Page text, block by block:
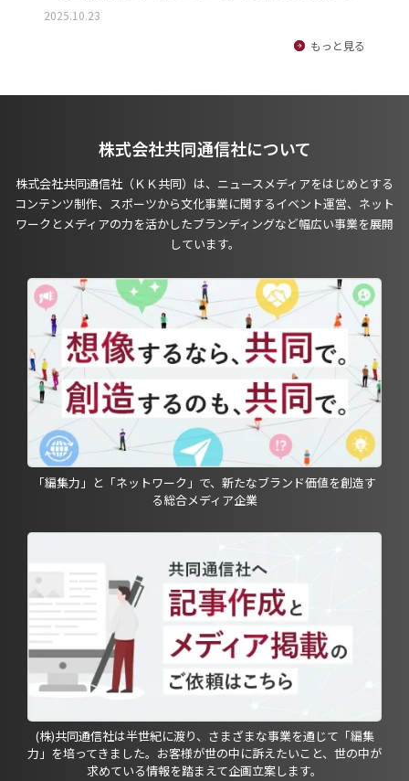
2025.10.23
もっと見る
株式会社共同通信社について
株式会社共同通信社（ＫＫ共同）は、ニュースメディアをはじめとする
コンテンツ制作、スポーツから文化事業に関するイベント運営、ネット
ワークとメディアの力を活かしたブランディングなど幅広い事業を展開
しています。
「編集力」と「ネットワーク」で、新たなブランド価値を創造す
る総合メディア企業
(株)共同通信社は半世紀に渡り、さまざまな事業を通じて「編集
力」を培ってきました。お客様が世の中に訴えたいこと、世の中が
求めている情報を踏まえて企画立案します。